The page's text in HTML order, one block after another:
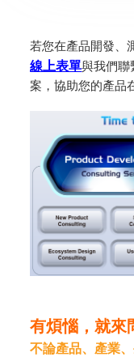
若您在產品開發、
線上表單與我們聯
案，協助您的產品
有煩惱，就來
不論產品、產業